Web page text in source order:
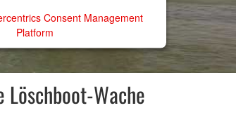
Consent Management
Platform
Wache